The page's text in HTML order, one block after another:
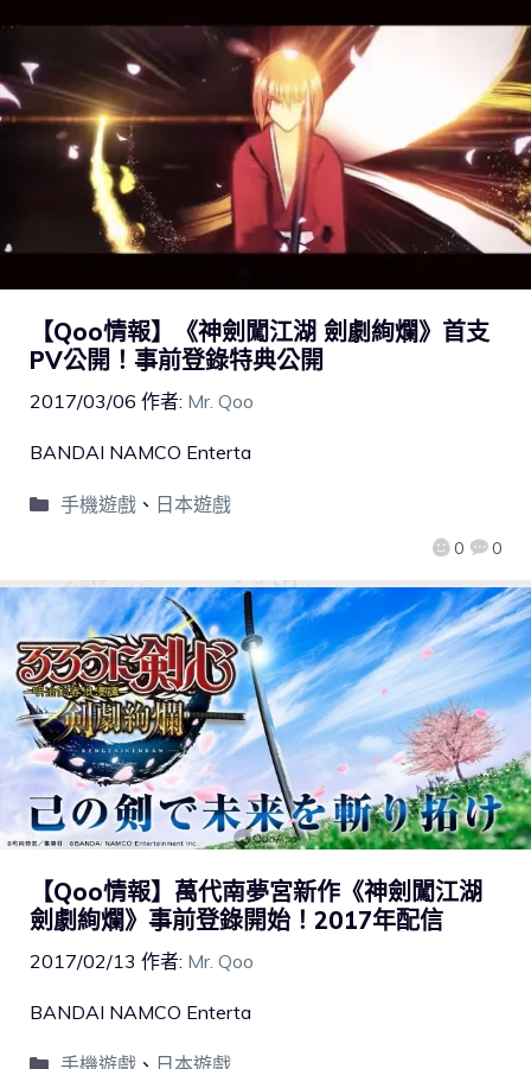
【Qoo情報】《神劍闖江湖 劍劇絢爛》首支
PV公開！事前登錄特典公開
2017/03/06 作者: Mr. Qoo
0 0
BANDAI NAMCO Enterta
手機遊戲、 日本遊戲
【Qoo情報】萬代南夢宮新作《神劍闖江湖
劍劇絢爛》事前登錄開始！2017年配信
2017/02/13 作者: Mr. Qoo
BANDAI NAMCO Enterta
手機遊戲、 日本遊戲